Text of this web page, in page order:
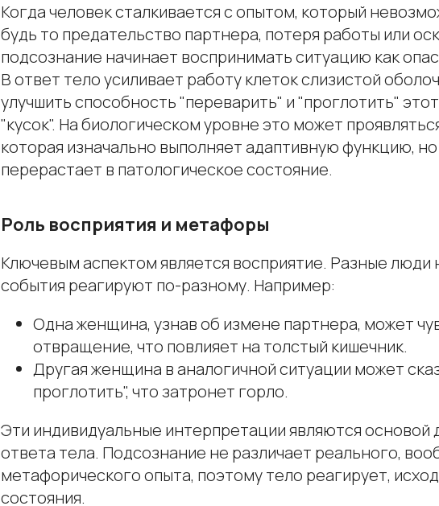
Когда человек сталкивается с опытом, который
будь то предательство партнера, потеря работы или
подсознание начинает воспринимать ситуацию как
В ответ тело усиливает работу клеток слизистой
улучшить способность "переварить" и "проглотить"
"кусок". На биологическом уровне это может
которая изначально выполняет адаптивную функцию,
перерастает в патологическое состояние.
Роль восприятия и метафоры
Ключевым аспектом является восприятие. Разные люди
события реагируют по-разному. Например:
Одна женщина, узнав об измене партнера, может
отвращение, что повлияет на толстый кишечник.
Другая женщина в аналогичной ситуации может
проглотить", что затронет горло.
Эти индивидуальные интерпретации являются основой
ответа тела. Подсознание не различает реального,
метафорического опыта, поэтому тело реагирует,
состояния.